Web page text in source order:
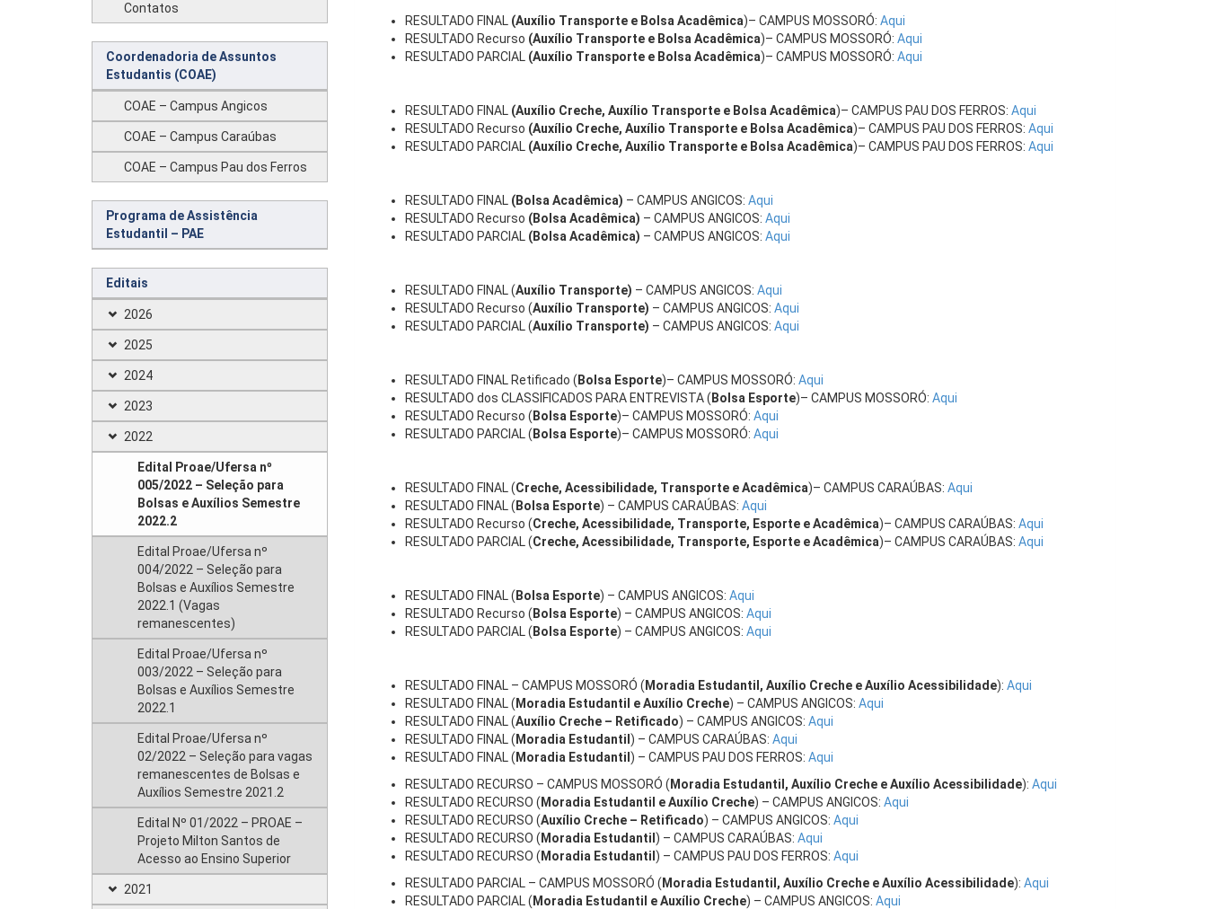
Contatos
Coordenadoria de Assuntos
Estudantis (COAE)
COAE – Campus Angicos
COAE – Campus Caraúbas
COAE – Campus Pau dos Ferros
Programa de Assistência
Estudantil – PAE
Editais
2026
2025
2024
2023
2022
Edital Proae/Ufersa nº
005/2022 – Seleção para
Bolsas e Auxílios Semestre
2022.2
Edital Proae/Ufersa nº
004/2022 – Seleção para
Bolsas e Auxílios Semestre
2022.1 (Vagas
remanescentes)
Edital Proae/Ufersa nº
003/2022 – Seleção para
Bolsas e Auxílios Semestre
2022.1
Edital Proae/Ufersa nº
02/2022 – Seleção para vagas
remanescentes de Bolsas e
Auxílios Semestre 2021.2
Edital Nº 01/2022 – PROAE –
Projeto Milton Santos de
Acesso ao Ensino Superior
2021
RESULTADO FINAL (Auxílio Transporte e Bolsa Acadêmica)– CAMPUS MOSSORÓ: Aqui
RESULTADO Recurso (Auxílio Transporte e Bolsa Acadêmica)– CAMPUS MOSSORÓ: Aqui
RESULTADO PARCIAL (Auxílio Transporte e Bolsa Acadêmica)– CAMPUS MOSSORÓ: Aqui
RESULTADO FINAL (Auxílio Creche, Auxílio Transporte e Bolsa Acadêmica)– CAMPUS PAU DOS FERROS: Aqui
RESULTADO Recurso (Auxílio Creche, Auxílio Transporte e Bolsa Acadêmica)– CAMPUS PAU DOS FERROS: Aqui
RESULTADO PARCIAL (Auxílio Creche, Auxílio Transporte e Bolsa Acadêmica)– CAMPUS PAU DOS FERROS: Aqui
RESULTADO FINAL (Bolsa Acadêmica) – CAMPUS ANGICOS: Aqui
RESULTADO Recurso (Bolsa Acadêmica) – CAMPUS ANGICOS: Aqui
RESULTADO PARCIAL (Bolsa Acadêmica) – CAMPUS ANGICOS: Aqui
RESULTADO FINAL (Auxílio Transporte) – CAMPUS ANGICOS: Aqui
RESULTADO Recurso (Auxílio Transporte) – CAMPUS ANGICOS: Aqui
RESULTADO PARCIAL (Auxílio Transporte) – CAMPUS ANGICOS: Aqui
RESULTADO FINAL Retificado ( Bolsa Esporte)– CAMPUS MOSSORÓ: Aqui
RESULTADO dos CLASSIFICADOS PARA ENTREVISTA ( Bolsa Esporte)– CAMPUS MOSSORÓ: Aqui
RESULTADO Recurso ( Bolsa Esporte)– CAMPUS MOSSORÓ: Aqui
RESULTADO PARCIAL ( Bolsa Esporte)– CAMPUS MOSSORÓ: Aqui
RESULTADO FINAL (Creche, Acessibilidade, Transporte e Acadêmica)– CAMPUS CARAÚBAS: Aqui
RESULTADO FINAL ( Bolsa Esporte) – CAMPUS CARAÚBAS: Aqui
RESULTADO Recurso (Creche, Acessibilidade, Transporte, Esporte e Acadêmica)– CAMPUS CARAÚBAS: Aqui
RESULTADO PARCIAL (Creche, Acessibilidade, Transporte, Esporte e Acadêmica)– CAMPUS CARAÚBAS: Aqui
RESULTADO FINAL ( Bolsa Esporte) – CAMPUS ANGICOS: Aqui
RESULTADO Recurso ( Bolsa Esporte) – CAMPUS ANGICOS: Aqui
RESULTADO PARCIAL ( Bolsa Esporte) – CAMPUS ANGICOS: Aqui
RESULTADO FINAL – CAMPUS MOSSORÓ ( Moradia Estudantil, Auxílio Creche e Auxílio Acessibilidade): Aqui
RESULTADO FINAL ( Moradia Estudantil e Auxílio Creche) – CAMPUS ANGICOS: Aqui
RESULTADO FINAL (Auxílio Creche – Retificado) – CAMPUS ANGICOS: Aqui
RESULTADO FINAL ( Moradia Estudantil ) – CAMPUS CARAÚBAS: Aqui
RESULTADO FINAL ( Moradia Estudantil ) – CAMPUS PAU DOS FERROS: Aqui
RESULTADO RECURSO – CAMPUS MOSSORÓ ( Moradia Estudantil, Auxílio Creche e Auxílio Acessibilidade): Aqui
RESULTADO RECURSO ( Moradia Estudantil e Auxílio Creche) – CAMPUS ANGICOS: Aqui
RESULTADO RECURSO (Auxílio Creche – Retificado) – CAMPUS ANGICOS: Aqui
RESULTADO RECURSO ( Moradia Estudantil ) – CAMPUS CARAÚBAS: Aqui
RESULTADO RECURSO ( Moradia Estudantil ) – CAMPUS PAU DOS FERROS: Aqui
RESULTADO PARCIAL – CAMPUS MOSSORÓ ( Moradia Estudantil, Auxílio Creche e Auxílio Acessibilidade): Aqui
RESULTADO PARCIAL ( Moradia Estudantil e Auxílio Creche) – CAMPUS ANGICOS: Aqui